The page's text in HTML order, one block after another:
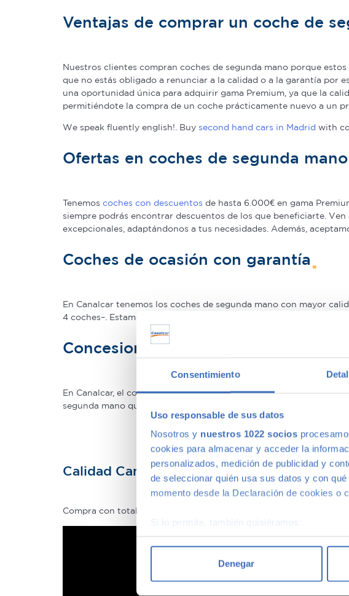
Consentimiento
Uso responsable de sus datos
Nosotros y nuestros 1022 socios
cookies para almacenar y acceder la
personalizados, medición de publicidad y
de seleccionar quién usa sus datos y con
momento desde la Declaración de cookies o
Si lo permite, también quisiéramos:
Recopilar información sobre su
Obtenga más información sobre cómo se
Denegar
Ventajas de comprar un coche de
Nuestros clientes compran coches de segunda mano porque
que no estás obligado a renunciar a la calidad o a la garantía por
una oportunidad única para adquirir gama Premium, ya que la
permitiéndote la compra de un coche prácticamente nuevo a un
We speak fluently english!. Buy second hand cars in Madrid with
Ofertas en coches de segunda mano
Tenemos coches con descuentos de hasta 6.000€ en gama
siempre podrás encontrar descuentos de los que beneficiarte.
excepcionales, adaptándonos a tus necesidades. Además,
Coches de ocasión con garantía
En Canalcar tenemos los coches de segunda mano con mayor
4 coches–. Estamos tan seguros de la calidad de nuestros coches
Concesionario de ocasión multimarca
En Canalcar, el concesionario de coches de ocasión más grande
segunda mano que mejor se adapte a tus necesidades, con la
Calidad Canalcar
Compra con total tranquilidad, sólo 1 de cada 4 coches acaba